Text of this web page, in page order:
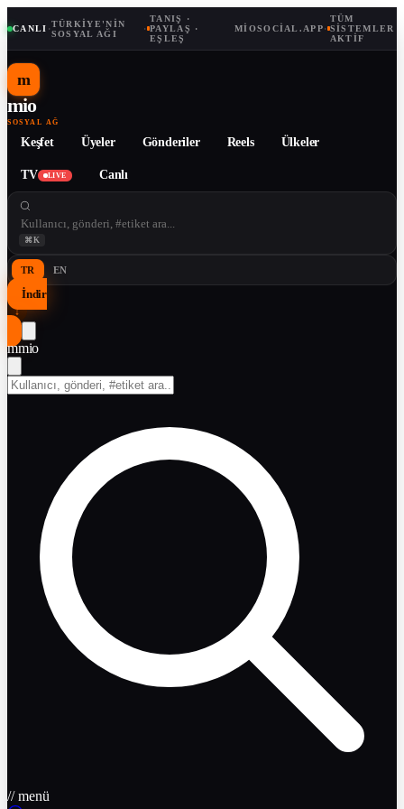
CANLI ·TÜRKIYE'NIN
SOSYAL AĞI
·
TANIŞ ·
PAYLAŞ ·
EŞLEŞ
MIOSOCIAL.APP·
TÜM
SISTEMLER
AKTIF
m
mio
SOSYAL AĞ
Keşfet Üyeler Gönderiler Reels Ülkeler
TV LIVE Canlı
⌘K
TR EN
İndir
↓
mmio
// menü